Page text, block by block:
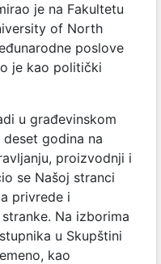
je na Fakultetu
of North
poslove
je kao politički
u građevinskom
godina na
proizvodnji i
se Našoj stranci
privrede i
Na izborima
u Skupštini
kao